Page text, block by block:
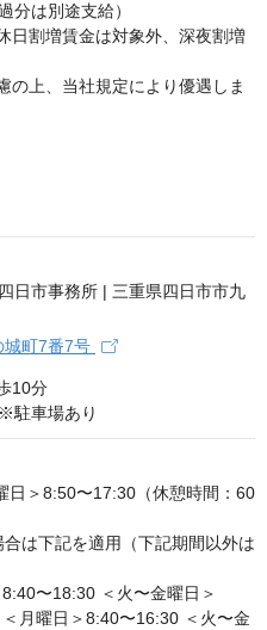
分は別途支給）
日割増賃金は対象外、深夜割増
上、当社規定により優遇しま
町7番7号
10分
駐車場あり
日＞8:50〜17:30（休憩時間：60
は下記を適用（下記期間以外は
〜18:30 ＜火〜金曜日＞
月曜日＞8:40〜16:30 ＜火〜金